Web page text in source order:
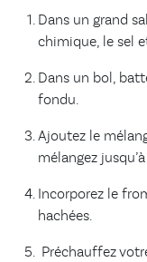
Dans un grand
chimique, le sel
Dans un bol,
fondu.
Ajoutez le
mélangez
Incorporez le
hachées.
Préchauffez